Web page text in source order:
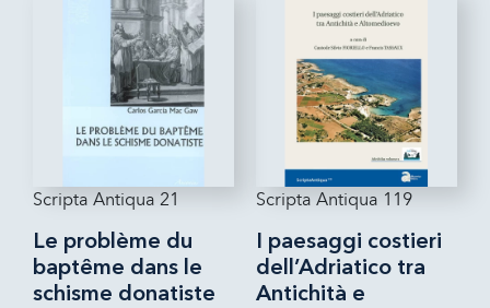
Scripta Antiqua 21
Le problème du
baptême dans le
schisme donatiste
Scripta Antiqua 119
I paesaggi costieri
dell’Adriatico tra
Antichità e